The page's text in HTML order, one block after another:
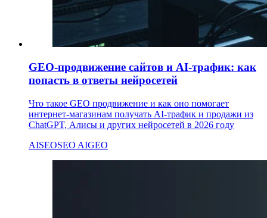
GEO-продвижение сайтов и AI-трафик: как
попасть в ответы нейросетей
Что такое GEO продвижение и как оно помогает
интернет-магазинам получать AI-трафик и продажи из
ChatGPT, Алисы и других нейросетей в 2026 году
AISEOSEO AIGEO